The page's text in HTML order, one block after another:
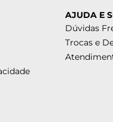
AJUDA E
Dúvidas
Trocas e